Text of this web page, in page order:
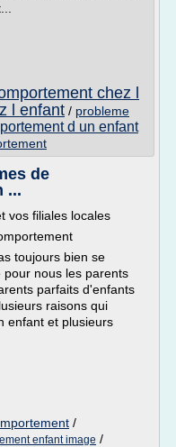
chez l
l enfant / probleme
d un enfant
de
...
vos filiales locales
toujours bien se
nous les parents
parfaits d'enfants
raisons qui
enfant et plusieurs
/
enfant image /